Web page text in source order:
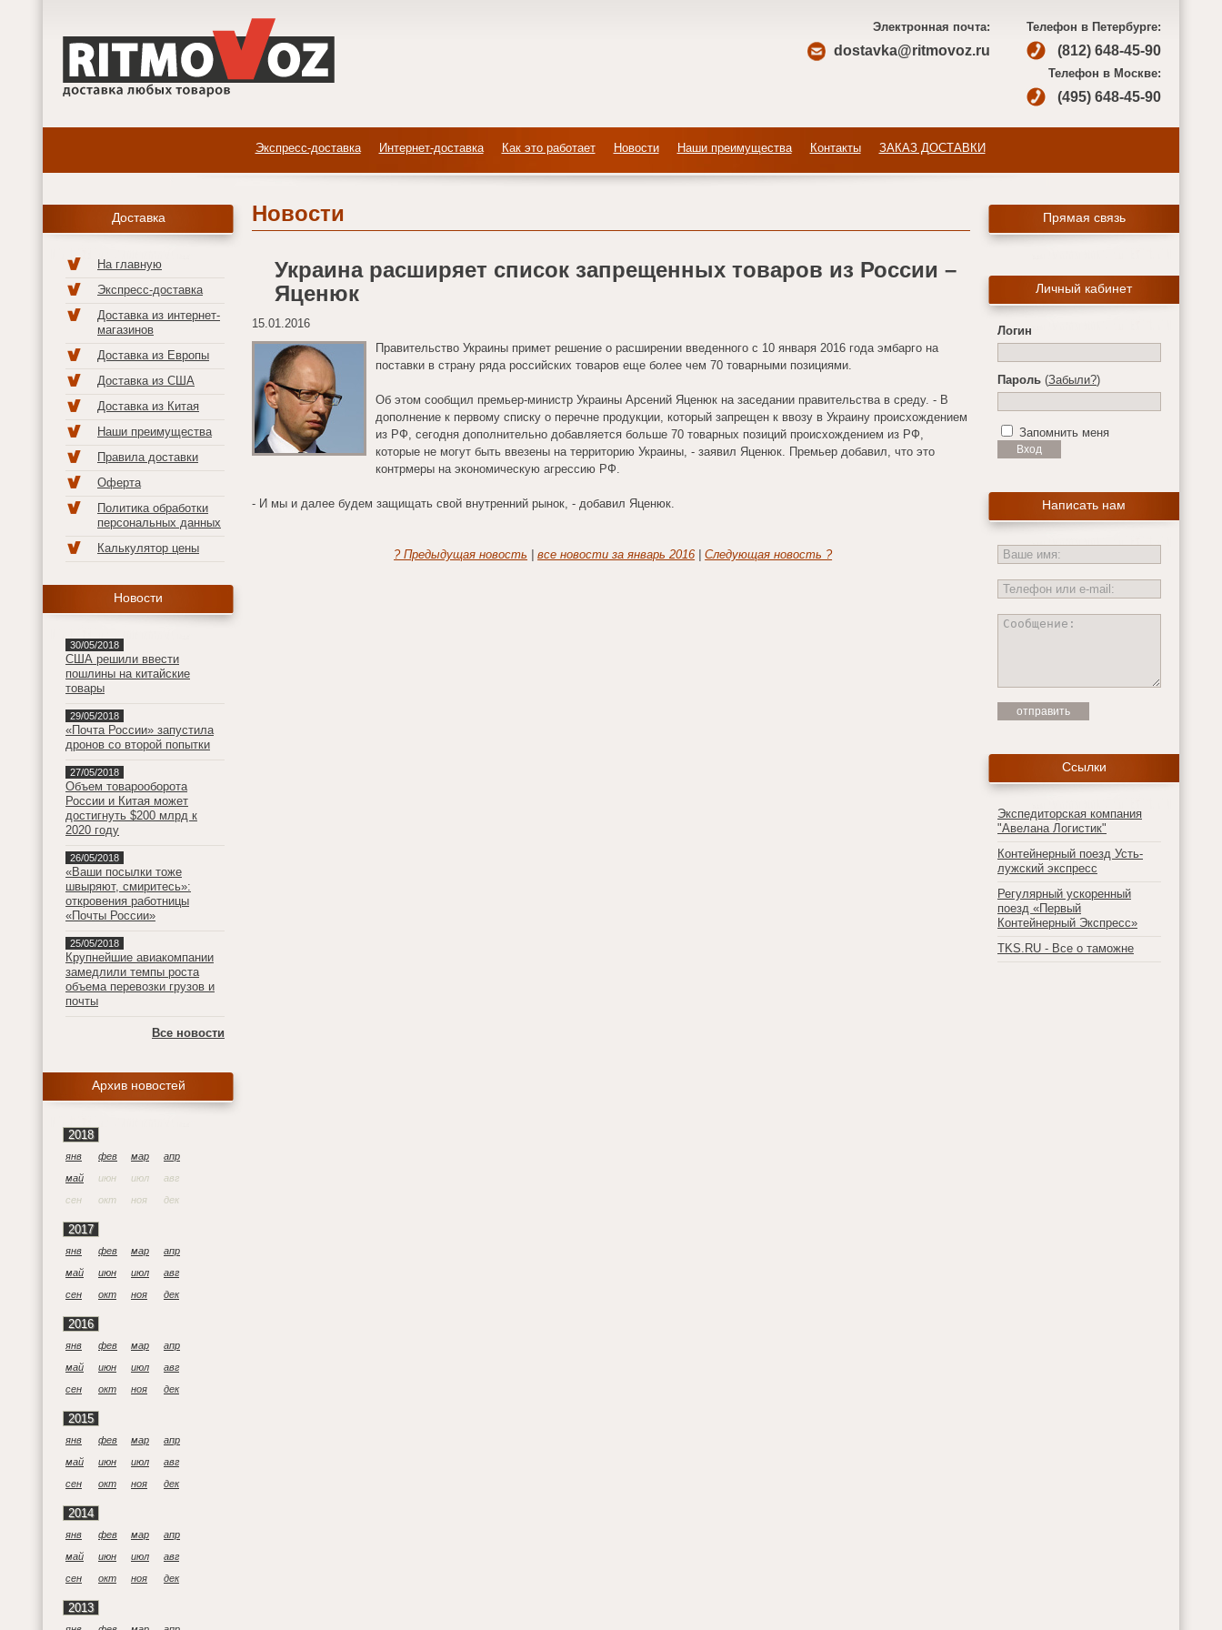
Электронная почта:
dostavka@ritmovoz.ru
Телефон в Петербурге:
(812) 648-45-90
Телефон в Москве:
(495) 648-45-90
Экспресс-доставка Интернет-доставка Как это работает Новости Наши преимущества Контакты ЗАКАЗ ДОСТАВКИ
Доставка
На главную
Экспресс-доставка
Доставка из интернет-
магазинов
Доставка из Европы
Доставка из США
Доставка из Китая
Наши преимущества
Правила доставки
Оферта
Политика обработки
персональных данных
Калькулятор цены
Новости
30/05/2018
США решили ввести
пошлины на китайские
товары
29/05/2018
«Почта России» запустила
дронов со второй попытки
27/05/2018
Объем товарооборота
России и Китая может
достигнуть $200 млрд к
2020 году
26/05/2018
«Ваши посылки тоже
швыряют, смиритесь»:
откровения работницы
«Почты России»
25/05/2018
Крупнейшие авиакомпании
замедлили темпы роста
объема перевозки грузов и
почты
Все новости
Архив новостей
2018
янв фев мар
апр
май
июн июл
авг
сен
окт ноя дек
2017
янв фев мар
апр
май
июн июл
авг
сен
окт ноя дек
2016
янв фев мар
апр
май
июн июл
авг
сен
окт ноя дек
2015
янв фев мар
апр
май
июн июл
авг
сен
окт ноя дек
2014
янв фев мар
апр
май
июн июл
авг
сен
окт ноя дек
2013
Новости
Украина расширяет список запрещенных товаров из России –
Яценюк
15.01.2016
Правительство Украины примет решение о расширении введенного с 10 января 2016 года эмбарго на
поставки в страну ряда российских товаров еще более чем 70 товарными позициями.
Об этом сообщил премьер-министр Украины Арсений Яценюк на заседании правительства в среду. - В
дополнение к первому списку о перечне продукции, который запрещен к ввозу в Украину происхождением
из РФ, сегодня дополнительно добавляется больше 70 товарных позиций происхождением из РФ,
которые не могут быть ввезены на территорию Украины, - заявил Яценюк. Премьер добавил, что это
контрмеры на экономическую агрессию РФ.
- И мы и далее будем защищать свой внутренний рынок, - добавил Яценюк.
? Предыдущая новость |все новости за январь 2016 |Следующая новость ?
Прямая связь
Личный кабинет
Логин
Пароль (Забыли?)
Запомнить меня
Написать нам
Ссылки
Экспедиторская компания
"Авелана Логистик"
Контейнерный поезд Усть-
лужский экспресс
Регулярный ускоренный
поезд «Первый
Контейнерный Экспресс»
TKS.RU - Все о таможне